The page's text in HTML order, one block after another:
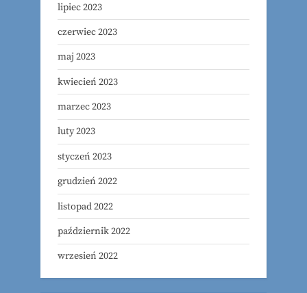
lipiec 2023
czerwiec 2023
maj 2023
kwiecień 2023
marzec 2023
luty 2023
styczeń 2023
grudzień 2022
listopad 2022
październik 2022
wrzesień 2022